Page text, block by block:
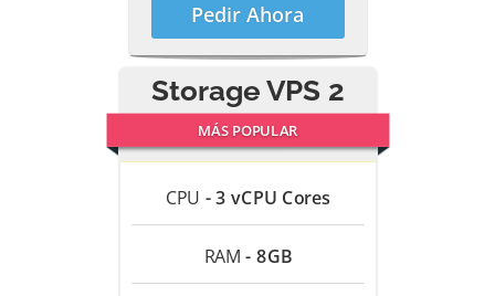
Pedir Ahora
Storage VPS 2
MÁS POPULAR
CPU - 3 vCPU Cores
RAM - 8GB